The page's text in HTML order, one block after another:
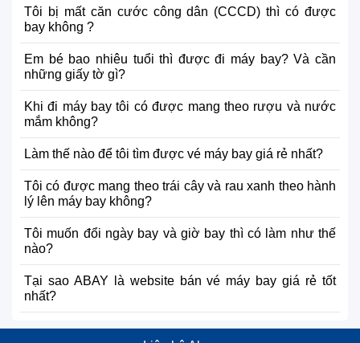
Tôi bị mất căn cước công dân (CCCD) thì có được
bay không ?
Em bé bao nhiêu tuổi thì được đi máy bay? Và cần
những giấy tờ gì?
Khi đi máy bay tôi có được mang theo rượu và nước
mắm không?
Làm thế nào để tôi tìm được vé máy bay giá rẻ nhất?
Tôi có được mang theo trái cây và rau xanh theo hành
lý lên máy bay không?
Tôi muốn đổi ngày bay và giờ bay thì có làm như thế
nào?
Tại sao ABAY là website bán vé máy bay giá rẻ tốt
nhất?